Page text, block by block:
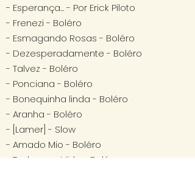
- Esperança... - Por Erick Piloto
- Frenezi - Boléro
- Esmagando Rosas - Boléro
- Dezesperadamente - Boléro
- Talvez - Boléro
- Ponciana - Boléro
- Bonequinha linda - Boléro
- Aranha - Boléro
- [Lamer] - Slow
- Amado Mio - Boléro
- Toda uma Vida - Boléro